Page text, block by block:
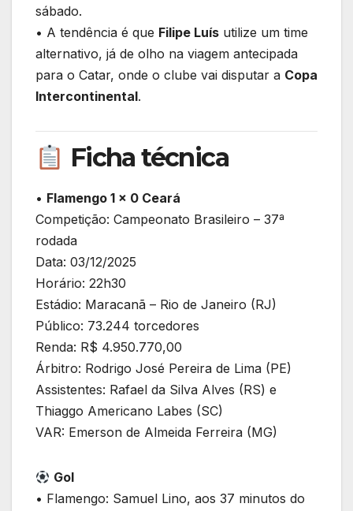
sábado.
• A tendência é que Filipe Luís utilize um time
alternativo, já de olho na viagem antecipada
para o Catar, onde o clube vai disputar a Copa
Intercontinental.
Ficha técnica
• Flamengo 1 x 0 Ceará
Competição: Campeonato Brasileiro – 37ª
rodada
Data: 03/12/2025
Horário: 22h30
Estádio: Maracanã – Rio de Janeiro (RJ)
Público: 73.244 torcedores
Renda: R$ 4.950.770,00
Árbitro: Rodrigo José Pereira de Lima (PE)
Assistentes: Rafael da Silva Alves (RS) e
Thiaggo Americano Labes (SC)
VAR: Emerson de Almeida Ferreira (MG)
Gol
• Flamengo: Samuel Lino, aos 37 minutos do